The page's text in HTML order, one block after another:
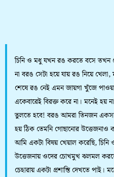
চিনি ও মধু যখন রঙ করতে বসে তখন
না বরঙ সেটা হয়ে যায় রঙ নিয়ে
শেষে রঙ নেই এমন জায়গা খুঁজে
একেবারেই বিরক্ত করে না। মনেই
তুলতে হবে! বরঙ আমরা তিনজন
হয় ঠিক তেমনি গোছানোর উত্তেজনাও
আমি একটা বিষয় খেয়াল করেছি,
উত্তেজনায় ওদের চোখমুখ ঝলমল
চেহারায় একটা প্রশান্তি দেখতে